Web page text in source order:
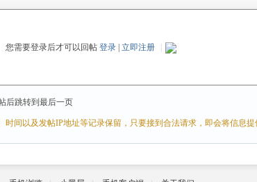
您需要登录后才可以回帖 登录 立即注册
后跳转到最后一页
间以及发帖IP地址等记录保留，只要接到合法请求，即会将信息